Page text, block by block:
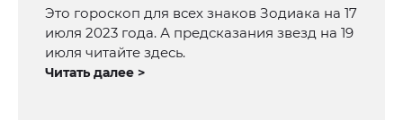
Это гороскоп для всех знаков Зодиака на 17
июля 2023 года. А предсказания звезд на 19
июля читайте здесь.
Читать далее >